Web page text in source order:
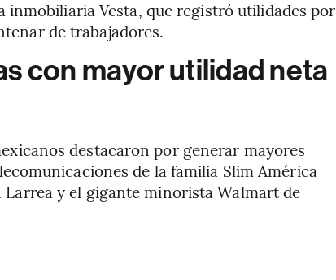
Vesta, que registró utilidades por
de trabajadores.
con mayor utilidad neta
destacaron por generar mayores
de la familia Slim América
y el gigante minorista Walmart de